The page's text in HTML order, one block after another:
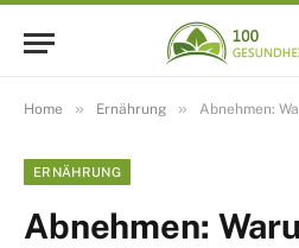
Home » Ernährung » Abnehmen:
ERNÄHRUNG
Abnehmen: